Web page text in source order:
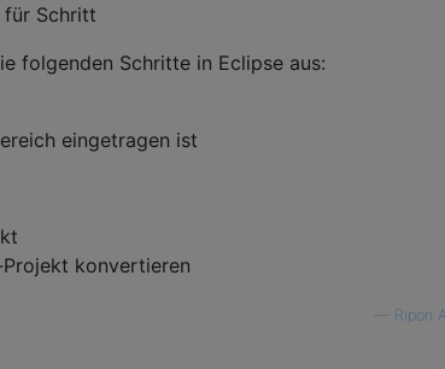
für Schritt
folgenden Schritte in Eclipse aus:
eingetragen ist
Projekt konvertieren
Ripon